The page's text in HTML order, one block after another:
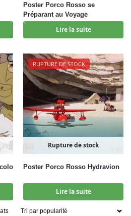
Poster Porco Rosso se
Préparant au Voyage
Lire la suite
RUPTURE DE STOCK
Rupture de stock
Poster Porco Rosso Hydravion
Lire la suite